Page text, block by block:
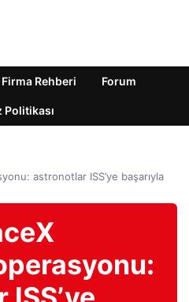
Firma Rehberi Forum
Politikası
astronotlar ISS’ye başarıyla